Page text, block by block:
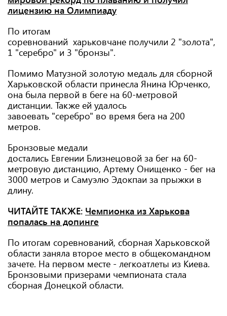
лицензию на Олимпиаду
По итогам
соревнований харьковчане получили 2 "золота",
1 "серебро" и 3 "бронзы".
Помимо Матузной золотую медаль для сборной
Харьковской области принесла Янина Юрченко,
она была первой в беге на 60-метровой
дистанции. Также ей удалось
завоевать "серебро" во время бега на 200
метров.
Бронзовые медали
достались Евгении Близнецовой за бег на 60-
метровую дистанцию, Артему Онищенко - бег на
3000 метров и Самуэлю Эдокпаи за прыжки в
длину.
ЧИТАЙТЕ ТАКЖЕ: Чемпионка из Харькова
попалась на допинге
По итогам соревнований, сборная Харьковской
области заняла второе место в общекомандном
зачете. На первом месте - легкоатлеты из Киева.
Бронзовыми призерами чемпионата стала
сборная Донецкой области.